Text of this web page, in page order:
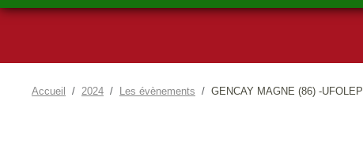
Accueil 2024 Les évènements GENCAY MAGNE (86) -UFOLEP